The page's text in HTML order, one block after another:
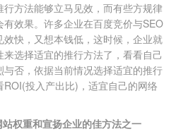
行方法能够立马见效，而有些方规律
效果。许多企业在百度竞价与SEO
快，又想本钱低，这时候，企业就
选择适宜的推行方法了，看看自己
否，依据当前情况选择适宜的推行
投入产出比)，适宜自己的网络
权重和宣扬企业的佳方法之一